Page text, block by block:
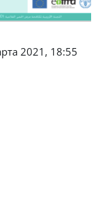
2021, 18:55